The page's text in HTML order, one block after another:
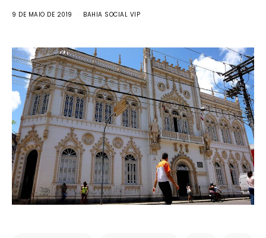
9 DE MAIO DE 2019 BAHIA SOCIAL VIP